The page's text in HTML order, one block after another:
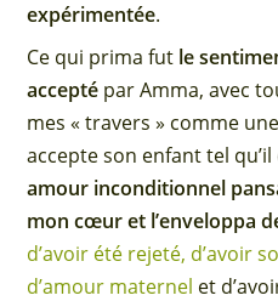
expérimentée.
Ce qui prima fut le
accepté par Amma, avec
mes « travers » comme
accepte son enfant tel
amour inconditionnel
mon cœur et l’enveloppa
d’avoir été rejeté, d’avoir
d’amour maternel et